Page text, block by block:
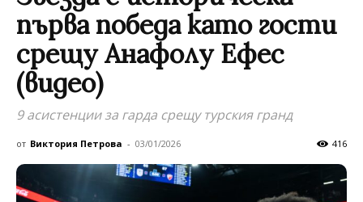
първа победа като гости
срещу Анафолу Ефес
(видео)
9 асистенции за гарда срещу турския гранд
от Виктория Петрова - 03/01/2026 416